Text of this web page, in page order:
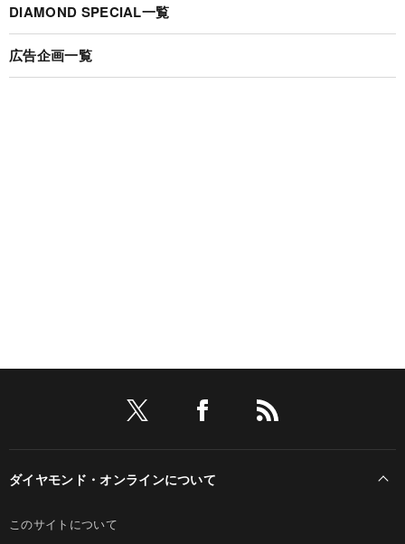
DIAMOND SPECIAL一覧
広告企画一覧
ダイヤモンド・オンラインについて
このサイトについて